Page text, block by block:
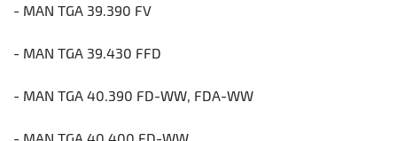
- MAN TGA 39.390 FV
- MAN TGA 39.430 FFD
- MAN TGA 40.390 FD-WW, FDA-WW
- MAN TGA 40.400 FD-WW